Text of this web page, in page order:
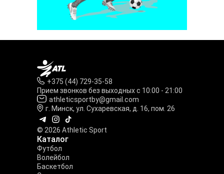
+375 (44) 729-35-58
Прием звонков без выходных с 10:00 - 21:00
athleticsportby@gmail.com
г. Минск, ул. Сухаревская, д. 16, пом. 26
© 2026 Athletic Sport
Каталог
Футбол
Волейбол
Баскетбол